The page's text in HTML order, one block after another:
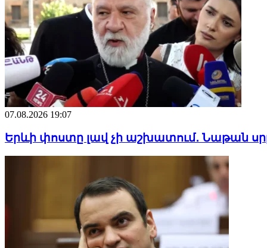
07.08.2026 19:07
Երևի փոստը լավ չի աշխատում․ Նաթան